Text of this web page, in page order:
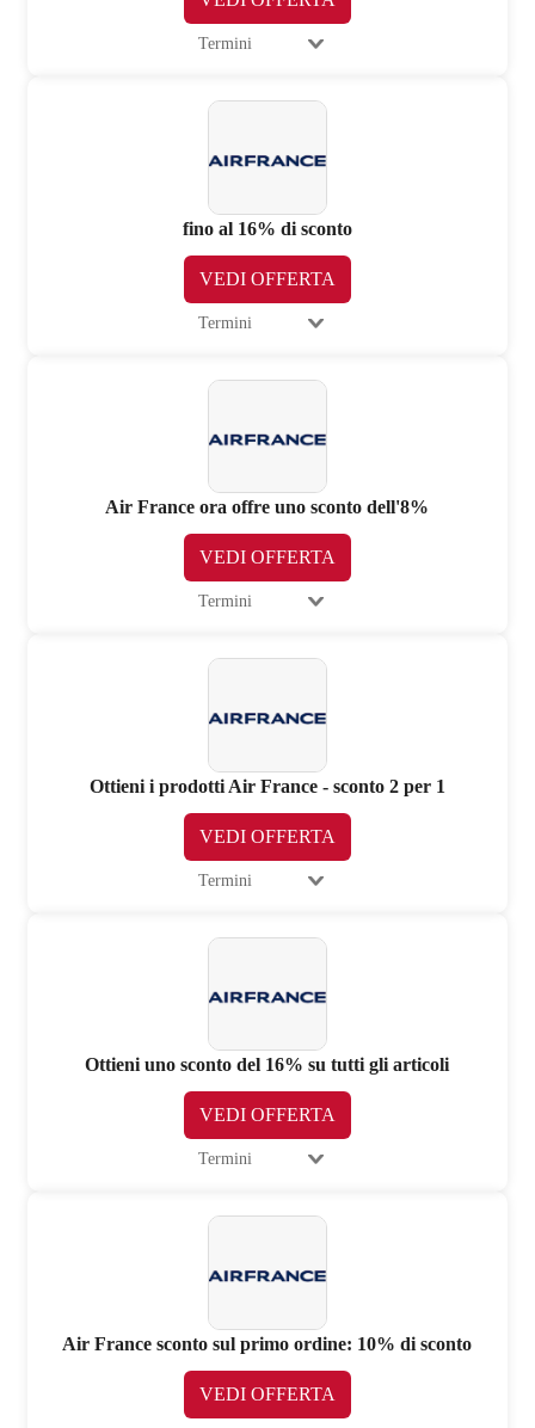
Termini
fino al 16% di sconto
VEDI OFFERTA
Termini
Air France ora offre uno sconto dell'8%
VEDI OFFERTA
Termini
Ottieni i prodotti Air France - sconto 2 per 1
VEDI OFFERTA
Termini
Ottieni uno sconto del 16% su tutti gli articoli
VEDI OFFERTA
Termini
Air France sconto sul primo ordine: 10% di sconto
VEDI OFFERTA